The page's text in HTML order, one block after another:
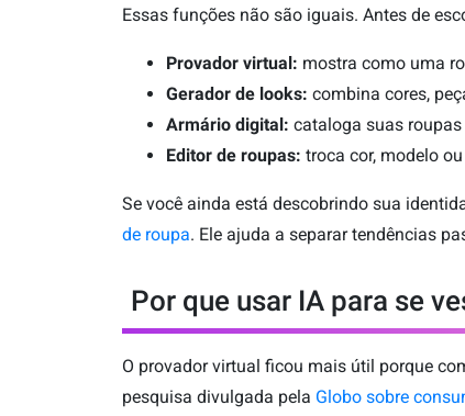
Essas funções não são iguais. Antes de
Provador virtual: mostra como uma
Gerador de looks: combina cores,
Armário digital: cataloga suas roupas
Editor de roupas: troca cor, modelo
Se você ainda está descobrindo sua
de roupa. Ele ajuda a separar tendências
Por que usar IA para se
O provador virtual ficou mais útil porque
pesquisa divulgada pela Globo sobre